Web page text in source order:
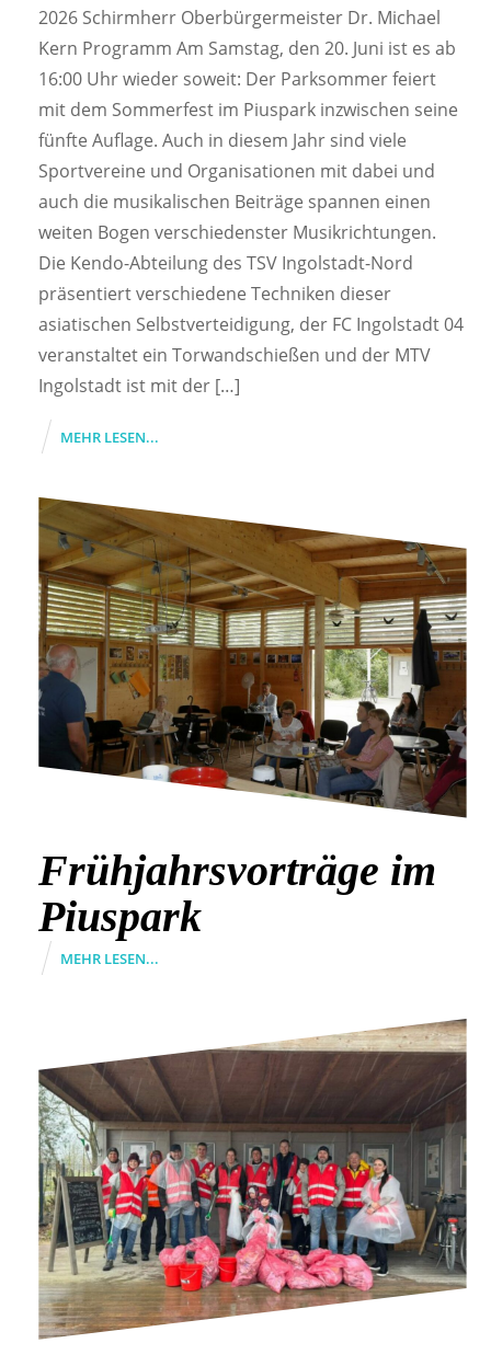
2026 Schirmherr Oberbürgermeister Dr. Michael
Kern Programm Am Samstag, den 20. Juni ist es ab
16:00 Uhr wieder soweit: Der Parksommer feiert
mit dem Sommerfest im Piuspark inzwischen seine
fünfte Auflage. Auch in diesem Jahr sind viele
Sportvereine und Organisationen mit dabei und
auch die musikalischen Beiträge spannen einen
weiten Bogen verschiedenster Musikrichtungen.
Die Kendo-Abteilung des TSV Ingolstadt-Nord
präsentiert verschiedene Techniken dieser
asiatischen Selbstverteidigung, der FC Ingolstadt 04
veranstaltet ein Torwandschießen und der MTV
Ingolstadt ist mit der […]
MEHR LESEN...
Frühjahrsvorträge im
Piuspark
MEHR LESEN...